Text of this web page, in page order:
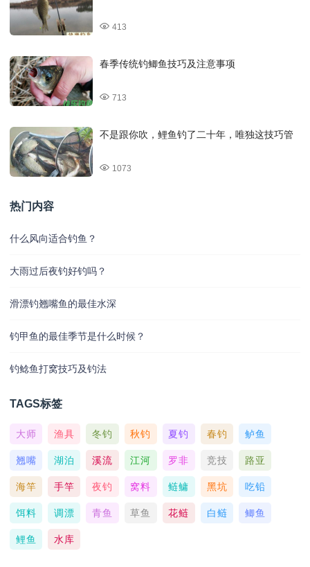
413
春季传统钓鲫鱼技巧及注意事项
713
不是跟你吹，鲤鱼钓了二十年，唯独这技巧管
1073
热门内容
什么风向适合钓鱼？
大雨过后夜钓好钓吗？
滑漂钓翘嘴鱼的最佳水深
钓甲鱼的最佳季节是什么时候？
钓鲶鱼打窝技巧及钓法
TAGS标签
大师 渔具 冬钓 秋钓 夏钓 春钓 鲈鱼
翘嘴 湖泊 溪流 江河 罗非 竞技 路亚
海竿 手竿 夜钓 窝料 鲢鳙 黑坑 吃铅
饵料 调漂 青鱼 草鱼 花鲢 白鲢 鲫鱼
鲤鱼 水库